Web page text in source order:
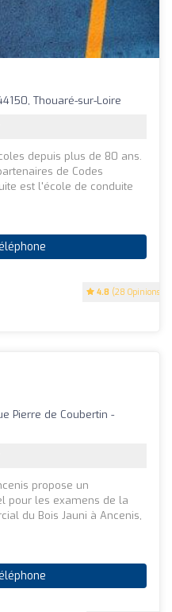
4.8 (28 Opinions)
Thouaré-sur-Loire
depuis plus de 80 ans.
de Codes
est l'école de conduite
Pierre de Coubertin -
propose un
pour les examens de la
du Bois Jauni à Ancenis,